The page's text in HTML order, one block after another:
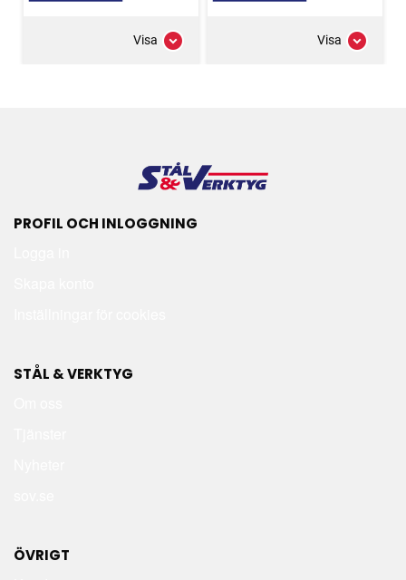
Visa Visa
PROFIL OCH INLOGGNING
STÅL & VERKTYG
ÖVRIGT